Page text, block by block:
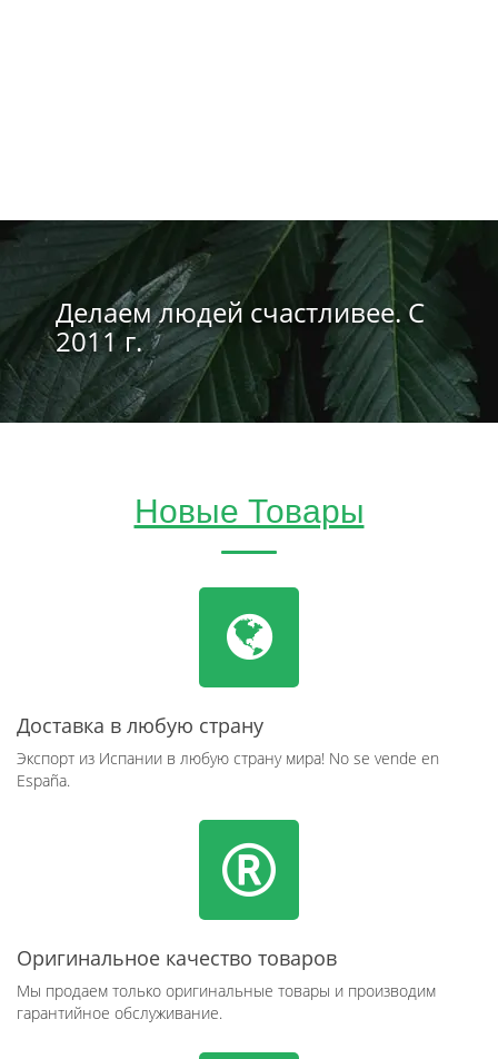
Делаем людей счастливее. С
2011 г.
Новые Товары
Доставка в любую страну
Экспорт из Испании в любую страну мира! No se vende en
España.
Оригинальное качество товаров
Мы продаем только оригинальные товары и производим
гарантийное обслуживание.